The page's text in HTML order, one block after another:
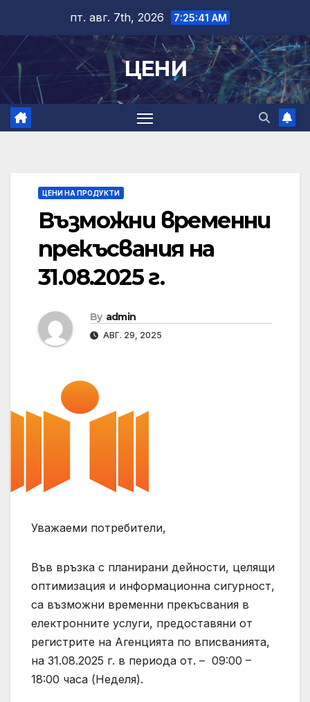
content
пт. авг. 7th, 2026 7:25:42 AM
ЦЕНИ
ЦЕНИ НА ПРОДУКТИ
Възможни временни
прекъсвания на
31.08.2025 г.
By admin
АВГ. 29, 2025
Уважаеми потребители,
Във връзка с планирани дейности, целящи
оптимизация и информационна сигурност,
са възможни временни прекъсвания в
електронните услуги, предоставяни от
регистрите на Агенцията по вписванията,
на 31.08.2025 г. в периода от. – 09:00 –
18:00 часа (Неделя).